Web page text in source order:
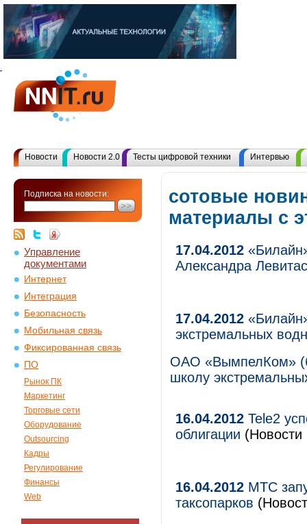
Новости Новости 2.0 Тесты цифровой техники Интервью
Подписка на новости:
Управление
документами
Интернет
Интеграция
Безопасность
Мобильная связь
Фиксированная связь
ПО
Рынок ПК
Маркетинг
Торговые сети
Оборудование
Outsourcing
Кадры
Регулирование
Финансы
Web
сотовые
материалы с
17.04.2012
Александра
17.04.2012
экстремальных
ОАО «ВымпелКом»
школу
16.04.2012 Tele2
облигации (Новости
16.04.2012 МТС
таксопарков